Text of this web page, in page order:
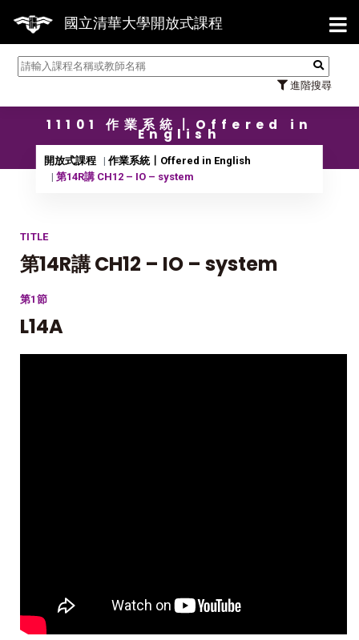
國立清華大學開放式課程
進階搜尋
【
11101 作業系統〡Offered in
English
開放式課程
作業系統〡Offered in English
第14R講 CH12 – IO – system
TITLE
第14R講 CH12 – IO – system
第1節
L14A